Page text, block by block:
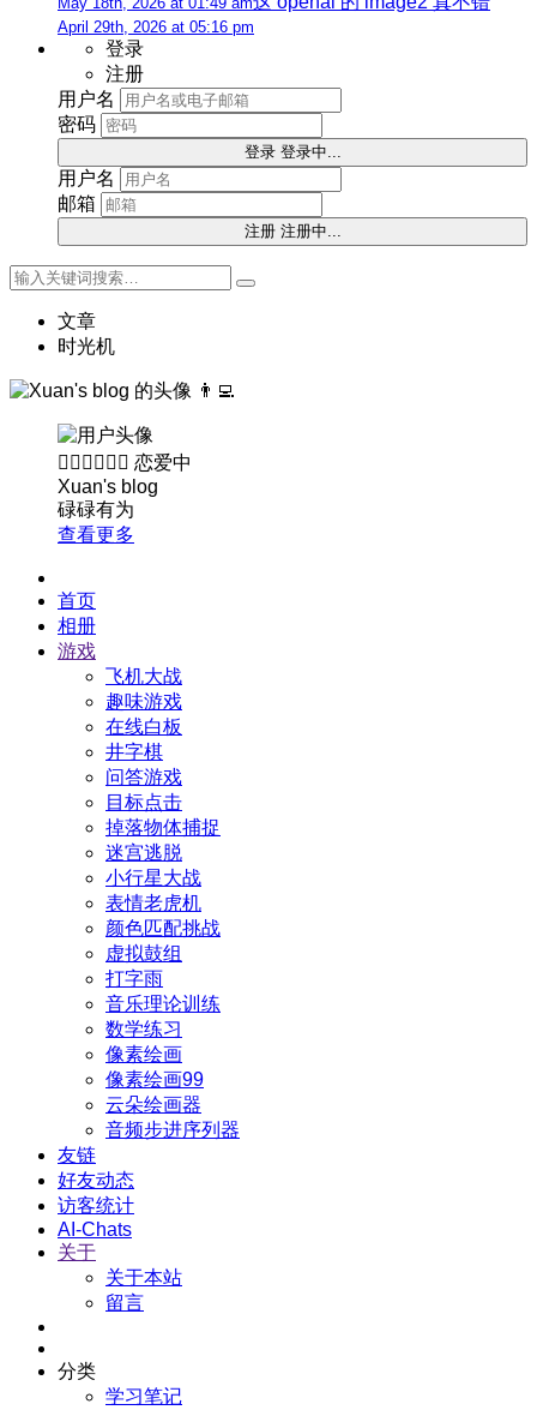
April 29th, 2026 at 05:16 pm
登录
注册
用户名
密码
登录 登录中...
用户名
邮箱
注册 注册中...
文章
时光机
👨‍💻
👨🏻‍❤️‍💋‍👩🏻 恋爱中
Xuan's blog
碌碌有为
查看更多
首页
相册
游戏
飞机大战
趣味游戏
在线白板
井字棋
问答游戏
目标点击
掉落物体捕捉
迷宫逃脱
小行星大战
表情老虎机
颜色匹配挑战
虚拟鼓组
打字雨
音乐理论训练
数学练习
像素绘画
像素绘画99
云朵绘画器
音频步进序列器
友链
好友动态
访客统计
AI-Chats
关于
关于本站
留言
分类
学习笔记